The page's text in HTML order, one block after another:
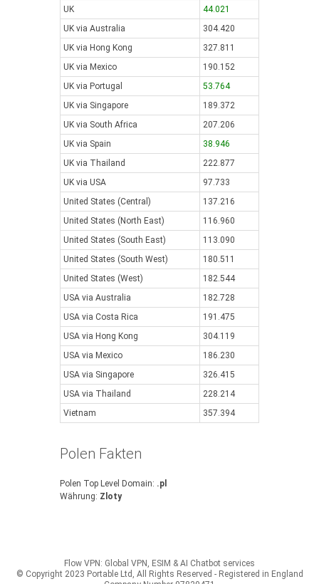
UK
44.021
UK via Australia
304.420
UK via Hong Kong
327.811
UK via Mexico
190.152
UK via Portugal
53.764
UK via Singapore
189.372
UK via South Africa
207.206
UK via Spain
38.946
UK via Thailand
222.877
UK via USA
97.733
United States (Central)
137.216
United States (North East)
116.960
United States (South East)
113.090
United States (South West)
180.511
United States (West)
182.544
USA via Australia
182.728
USA via Costa Rica
191.475
USA via Hong Kong
304.119
USA via Mexico
186.230
USA via Singapore
326.415
USA via Thailand
228.214
Vietnam
357.394
Polen Fakten
Polen Top Level Domain: .pl
Währung: Zloty
Flow VPN: Global VPN, ESIM & AI Chatbot services
© Copyright 2023 Portable Ltd, All Rights Reserved - Registered in England